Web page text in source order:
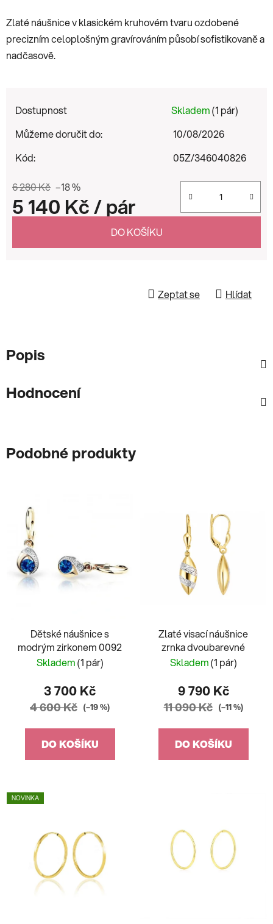
Zlaté náušnice v klasickém kruhovém tvaru ozdobené
precizním celoplošným gravírováním působí sofistikovaně a
nadčasově.
Dostupnost Skladem(1 pár)
Můžeme doručit do:
10/08/2026
Kód:
05Z/346040826
6 280 Kč –18 %
5 140 Kč/ pár
DO KOŠÍKU
Zeptat se Hlídat
Popis
Hodnocení
Podobné produkty
Dětské náušnice s
modrým zirkonem 0092
Skladem(1 pár)
3 700 Kč
4 600 Kč (–19 %)
DO KOŠÍKU
Zlaté visací náušnice
zrnka dvoubarevné
Skladem(1 pár)
9 790 Kč
11 090 Kč (–11 %)
DO KOŠÍKU
NOVINKA